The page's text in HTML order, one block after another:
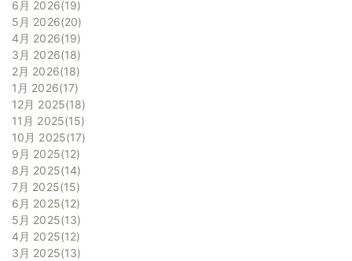
6月 2026 19
5月 2026 20
4月 2026 19
3月 2026 18
2月 2026 18
1月 2026 17
12月 2025 18
11月 2025 15
10月 2025 17
9月 2025 12
8月 2025 14
7月 2025 15
6月 2025 12
5月 2025 13
4月 2025 12
3月 2025 13